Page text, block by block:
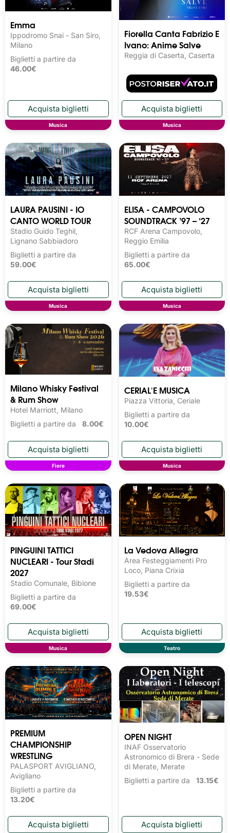
Emma
Ippodromo Snai - San Siro,
Milano
Biglietti a partire da
46.00€
Musica
Fiorella Canta Fabrizio E
Ivano: Anime Salve
Reggia di Caserta, Caserta
Musica
LAURA PAUSINI - IO
CANTO WORLD TOUR
Stadio Guido Teghil,
Lignano Sabbiadoro
Biglietti a partire da
59.00€
Musica
ELISA - CAMPOVOLO
SOUNDTRACK ’97 – ‘27
RCF Arena Campovolo,
Reggio Emilia
Biglietti a partire da
65.00€
Musica
Milano Whisky Festival
& Rum Show
Hotel Marriott, Milano
Biglietti a partire da 8.00€
Fiere
CERIAL'E MUSICA
Piazza Vittoria, Ceriale
Biglietti a partire da
10.00€
Musica
PINGUINI TATTICI
NUCLEARI - Tour Stadi
2027
Stadio Comunale, Bibione
Biglietti a partire da
69.00€
Musica
La Vedova Allegra
Area Festeggiamenti Pro
Loco, Piana Crixia
Biglietti a partire da
19.53€
Teatro
PREMIUM
CHAMPIONSHIP
WRESTLING
PALASPORT AVIGLIANO,
Avigliano
Biglietti a partire da
13.20€
OPEN NIGHT
INAF Osservatorio
Astronomico di Brera - Sede
di Merate, Merate
Biglietti a partire da 13.15€